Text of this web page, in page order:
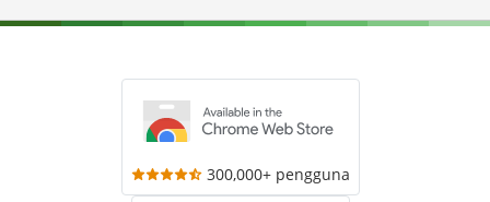
300,000+ pengguna